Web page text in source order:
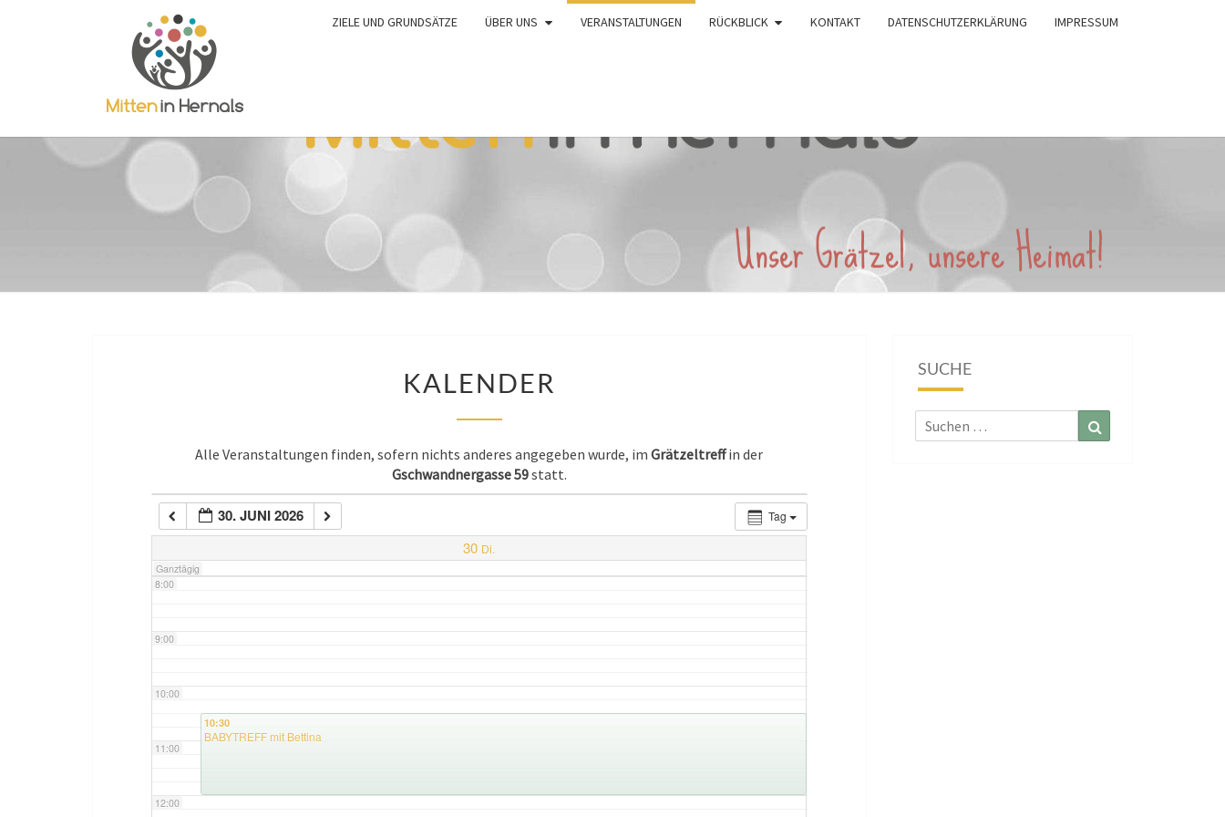
ZIELE UND GRUNDSÄTZE ÜBER UNS VERANSTALTUNGEN RÜCKBLICK KONTAKT DATENSCHUTZERKLÄRUNG IMPRESSUM
KALENDER
Alle Veranstaltungen finden, sofern nichts anderes angegeben wurde, imGrätzeltreffin der
Gschwandnergasse 59statt.
Tag
30. JUNI 2026
30 Di.
Ganztägig
7:00
8:00
9:00
10:00
11:00
12:00
10:30
BABYTREFF mit Bettina
SUCHE
Suchen
nach: